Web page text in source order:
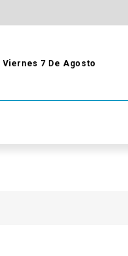
Viernes 7 De Agosto